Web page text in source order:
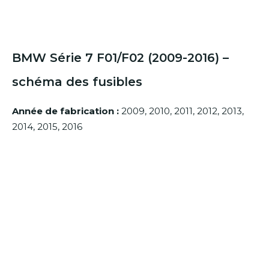
BMW Série 7 F01/F02 (2009-2016) –
schéma des fusibles
Année de fabrication : 2009, 2010, 2011, 2012, 2013,
2014, 2015, 2016